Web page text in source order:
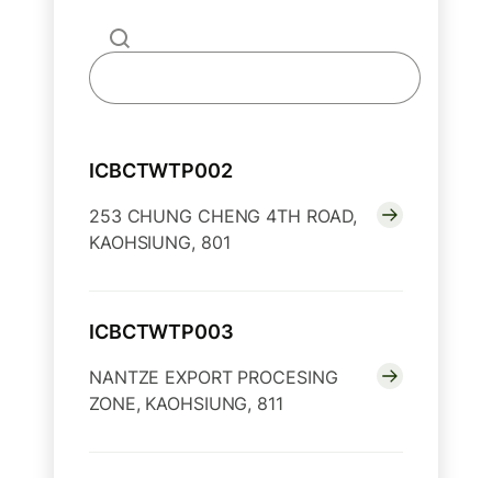
ICBCTWTP002
253 CHUNG CHENG 4TH ROAD,
KAOHSIUNG, 801
ICBCTWTP003
NANTZE EXPORT PROCESING
ZONE, KAOHSIUNG, 811